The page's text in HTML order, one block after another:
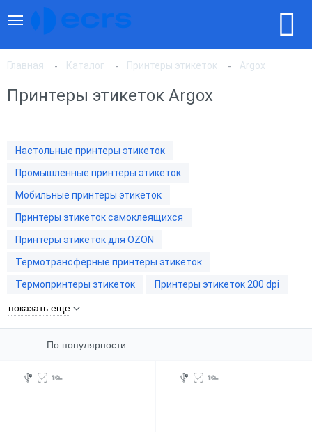
Главная Каталог Принтеры этикеток Argox
Принтеры этикеток Argox
Настольные принтеры этикеток
Промышленные принтеры этикеток
Мобильные принтеры этикеток
Принтеры этикеток самоклеящихся
Принтеры этикеток для OZON
Термотрансферные принтеры этикеток
Термопринтеры этикеток
Принтеры этикеток 200 dpi
показать еще
По популярности
По цене, по возрастанию